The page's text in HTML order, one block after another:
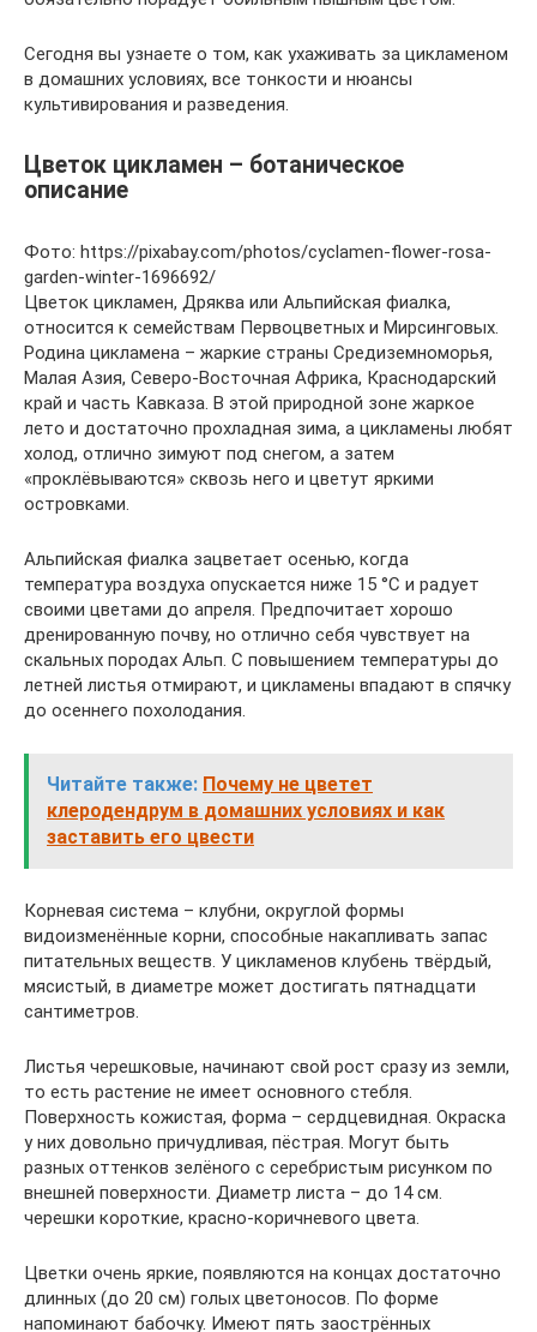
Сегодня вы узнаете о том, как ухаживать за цикламеном
в домашних условиях, все тонкости и нюансы
культивирования и разведения.
Цветок цикламен – ботаническое
описание
Фото: https://pixabay.com/photos/cyclamen-flower-rosa-
garden-winter-1696692/
Цветок цикламен, Дряква или Альпийская фиалка,
относится к семействам Первоцветных и Мирсинговых.
Родина цикламена – жаркие страны Средиземноморья,
Малая Азия, Северо-Восточная Африка, Краснодарский
край и часть Кавказа. В этой природной зоне жаркое
лето и достаточно прохладная зима, а цикламены любят
холод, отлично зимуют под снегом, а затем
«проклёвываются» сквозь него и цветут яркими
островками.
Альпийская фиалка зацветает осенью, когда
температура воздуха опускается ниже 15 °С и радует
своими цветами до апреля. Предпочитает хорошо
дренированную почву, но отлично себя чувствует на
скальных породах Альп. С повышением температуры до
летней листья отмирают, и цикламены впадают в спячку
до осеннего похолодания.
Читайте также: Почему не цветет
клеродендрум в домашних условиях и как
заставить его цвести
Корневая система – клубни, округлой формы
видоизменённые корни, способные накапливать запас
питательных веществ. У цикламенов клубень твёрдый,
мясистый, в диаметре может достигать пятнадцати
сантиметров.
Листья черешковые, начинают свой рост сразу из земли,
то есть растение не имеет основного стебля.
Поверхность кожистая, форма – сердцевидная. Окраска
у них довольно причудливая, пёстрая. Могут быть
разных оттенков зелёного с серебристым рисунком по
внешней поверхности. Диаметр листа – до 14 см.
черешки короткие, красно-коричневого цвета.
Цветки очень яркие, появляются на концах достаточно
длинных (до 20 см) голых цветоносов. По форме
напоминают бабочку. Имеют пять заострённых